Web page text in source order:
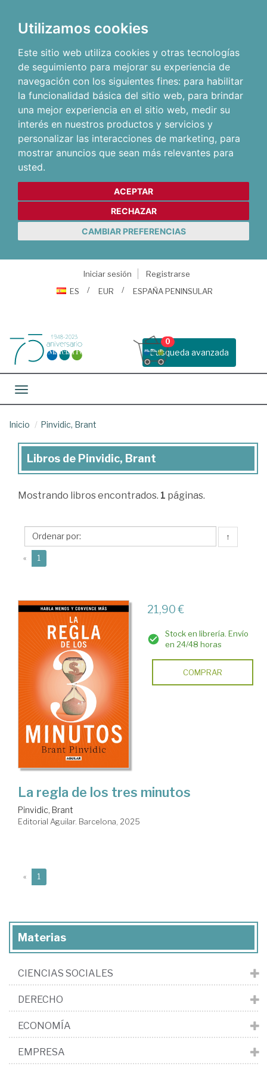
Utilizamos cookies
Este sitio web utiliza cookies y otras tecnologías
de seguimiento para mejorar su experiencia de
navegación con los siguientes fines: para habilitar
la funcionalidad básica del sitio web, para brindar
una mejor experiencia en el sitio web, medir su
interés en nuestros productos y servicios y
personalizar las interacciones de marketing, para
mostrar anuncios que sean más relevantes para
usted.
ACEPTAR
RECHAZAR
CAMBIAR PREFERENCIAS
Iniciar sesión
Registrarse
ES
EUR ESPAÑA PENINSULAR
Busqueda avanzada
0
Toggle navigation
Inicio Pinvidic, Brant
Libros
Pinvidic,
Libros de Pinvidic, Brant
Mostrando libros encontrados. 1 páginas.
↑
« 1
21,90 €
Stock en librería. Envío
en 24/48 horas
COMPRAR
La regla de los tres minutos
Pinvidic, Brant
Editorial Aguilar. Barcelona, 2025
« 1
Materias
CIENCIAS SOCIALES
DERECHO
ECONOMÍA
EMPRESA